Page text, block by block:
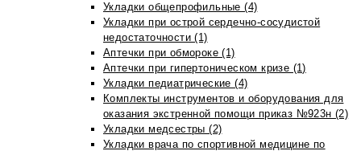
Укладки общепрофильные (4)
Укладки при острой сердечно-сосудистой
недостаточности (1)
Аптечки при обмороке (1)
Аптечки при гипертоническом кризе (1)
Укладки педиатрические (4)
Комплекты инструментов и оборудования для
оказания экстренной помощи приказ №923н (2)
Укладки медсестры (2)
Укладки врача по спортивной медицине по